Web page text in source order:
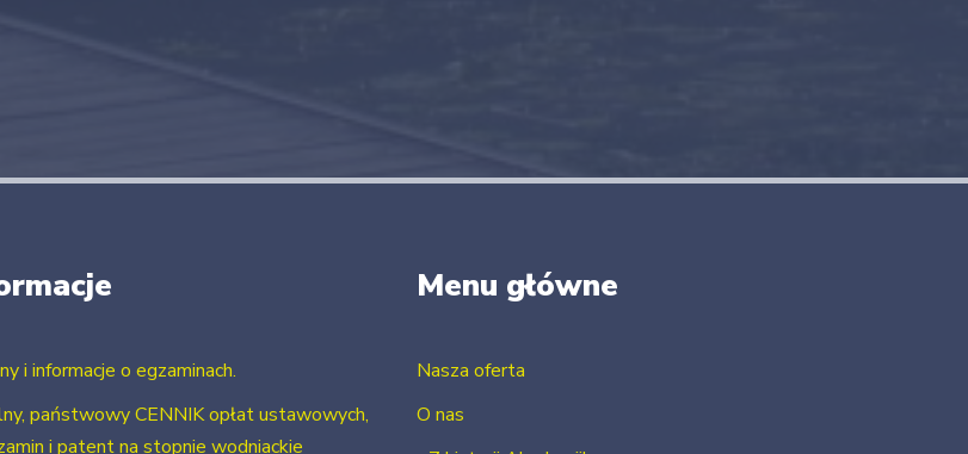
i informacje o egzaminach.
państwowy CENNIK opłat ustawowych,
i patent na stopnie wodniackie
Menu główne
Nasza oferta
O nas